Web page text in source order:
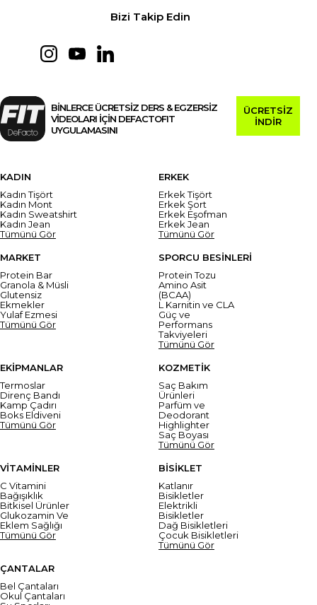
Bizi Takip Edin
BİNLERCE ÜCRETSİZ DERS & EGZERSİZ
VİDEOLARI İÇİN DEFACTOFIT
UYGULAMASINI
ÜCRETSİZ
İNDİR
KADIN
Kadın Tişört
Kadın Mont
Kadın Sweatshirt
Kadın Jean
Tümünü Gör
ERKEK
Erkek Tişört
Erkek Şort
Erkek Eşofman
Erkek Jean
Tümünü Gör
MARKET
Protein Bar
Granola & Müsli
Glutensiz
Ekmekler
Yulaf Ezmesi
Tümünü Gör
SPORCU BESİNLERİ
Protein Tozu
Amino Asit
(BCAA)
L Karnitin ve CLA
Güç ve
Performans
Takviyeleri
Tümünü Gör
EKİPMANLAR
Termoslar
Direnç Bandı
Kamp Çadırı
Boks Eldiveni
Tümünü Gör
KOZMETİK
Saç Bakım
Ürünleri
Parfüm ve
Deodorant
Highlighter
Saç Boyası
Tümünü Gör
VİTAMİNLER
C Vitamini
Bağışıklık
Bitkisel Ürünler
Glukozamin Ve
Eklem Sağlığı
Tümünü Gör
BİSİKLET
Katlanır
Bisikletler
Elektrikli
Bisikletler
Dağ Bisikletleri
Çocuk Bisikletleri
Tümünü Gör
ÇANTALAR
Bel Çantaları
Okul Çantaları